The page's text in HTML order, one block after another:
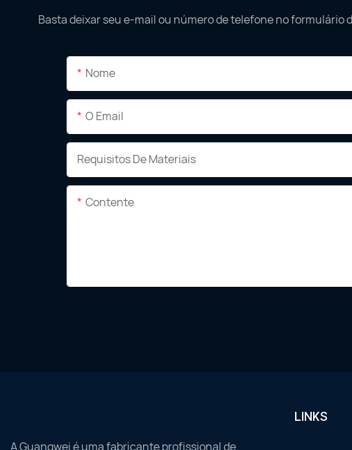
Basta deixar seu e-mail ou número de telefone no formulário
Nome
O Email
Requisitos De Materiais
Contente
A Guangwei é uma fabricante profissional de
LINKS